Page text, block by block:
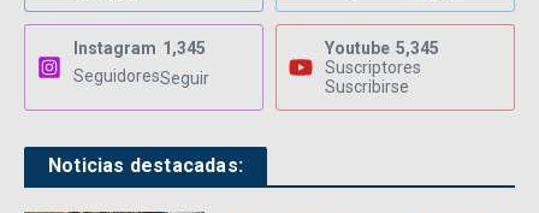
Instagram 1,345
SeguidoresSeguir
Youtube 5,345
Suscriptores
Suscribirse
Noticias destacadas: